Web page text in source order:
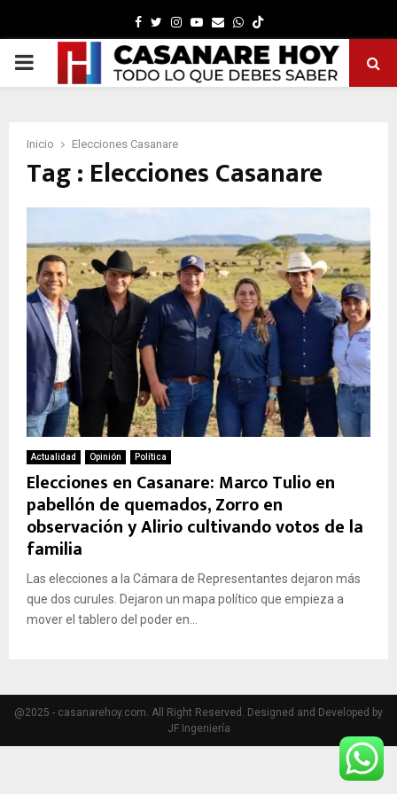
Facebook
TwitterInstagram
Youtube
EmailWhatsapp
PRIMARY
Inicio Elecciones Casanare
Tag : Elecciones Casanare
Actualidad Opinión Política
Elecciones en Casanare: Marco Tulio en
pabellón de quemados, Zorro en
observación y Alirio cultivando votos de la
familia
Las elecciones a la Cámara de Representantes dejaron más
que dos curules. Dejaron un mapa político que empieza a
mover el tablero del poder en...
@2025 - casanarehoy.com. All Right Reserved. Designed and Developed by
JF Ingeniería